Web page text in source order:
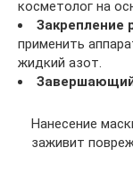
косметолог на
Закрепление
применить
жидкий азот.
Нанесение
заживит